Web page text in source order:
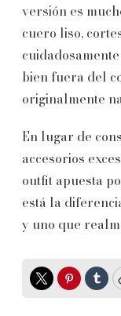
versión es
cuero liso,
bien fuera del
originalmente
En lugar de
accesorios
outfit apuesta
está la
y uno que
Twitter